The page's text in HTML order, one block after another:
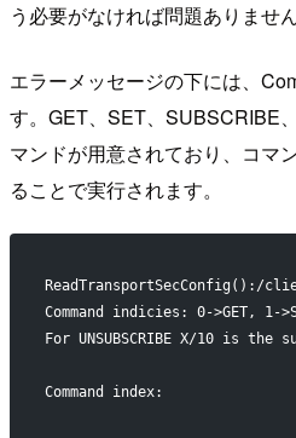
う必要がなければ問題ありません
エラーメッセージの下には、
す。GET、SET、SUBSCRIBE
マンドが用意されており、コマ
ることで実行されます。
Command indicies: 0->GET, 1-
For UNSUBSCRIBE X/10 is the
Command index: